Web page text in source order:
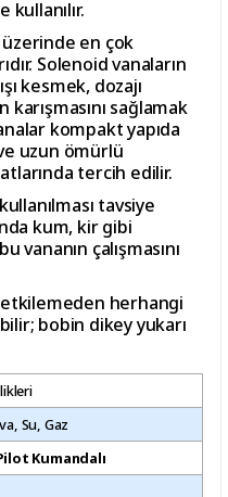
üzerinde en çok
Solenoid vanaların
kesmek, dozajı
karışmasını sağlamak
kompakt yapıda
uzun ömürlü
tercih edilir.
tavsiye
kum, kir gibi
vananın çalışmasını
etkilemeden herhangi
bobin dikey yukarı
Su, Gaz
Kumandalı